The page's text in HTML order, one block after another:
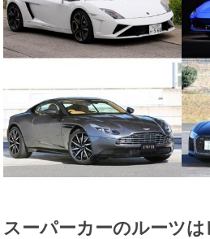
スーパーカーのルーツは